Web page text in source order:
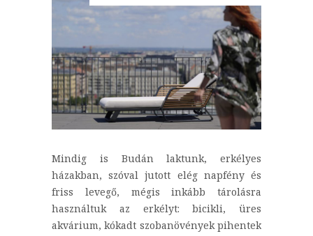
Mindig is Budán laktunk, erkélyes
házakban, szóval jutott elég napfény és
friss levegő, mégis inkább tárolásra
használtuk az erkélyt: bicikli, üres
akvárium, kókadt szobanövények pihentek